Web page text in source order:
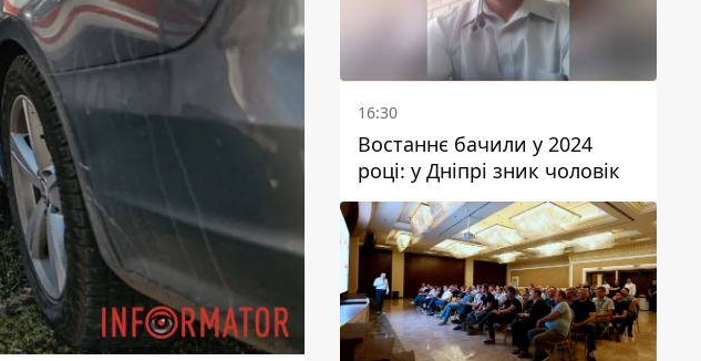
16:30
Востаннє бачили у 2024
році: у Дніпрі зник чоловік